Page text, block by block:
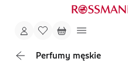
Perfumy męskie